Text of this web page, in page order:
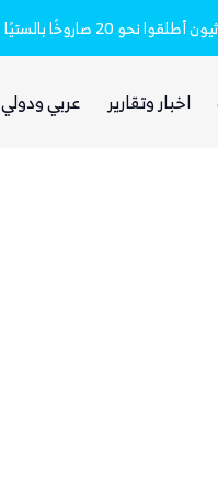
اخبار وتقارير عربي ودولي